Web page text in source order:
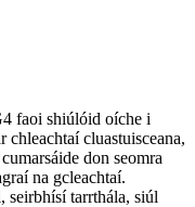
faoi shiúlóid oíche i
chleachtaí cluastuisceana,
don seomra
na gcleachtaí.
seirbhísí tarrthála, siúl